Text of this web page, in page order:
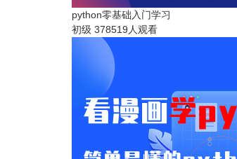
python零基础入门学习
初级 378519人观看